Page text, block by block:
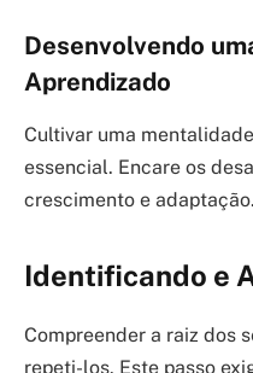
Desenvolvendo
Aprendizado
Cultivar uma
essencial. Encare os
crescimento e adaptação.
Identificando e
Compreender a raiz dos
repeti-los. Este passo